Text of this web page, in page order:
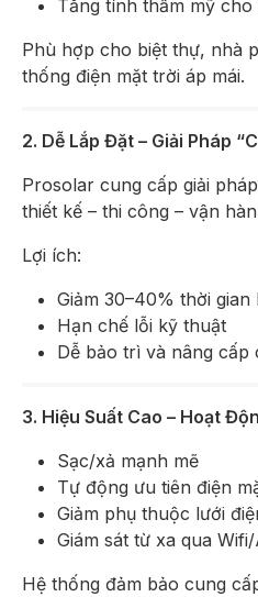
Tăng tính thẩm mỹ
Phù hợp cho biệt thự, nhà
thống điện mặt trời áp mái.
2. Dễ Lắp Đặt – Giải Pháp
Prosolar cung cấp giải
thiết kế – thi công – vận
Lợi ích:
Giảm 30–40% thời gian
Hạn chế lỗi kỹ thuật
Dễ bảo trì và nâng cấp
3. Hiệu Suất Cao – Hoạt
Sạc/xả mạnh mẽ
Tự động ưu tiên điện
Giảm phụ thuộc lưới
Giám sát từ xa qua
Hệ thống đảm bảo cung